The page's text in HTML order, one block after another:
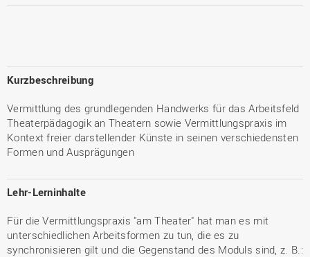
Kurzbeschreibung
Vermittlung des grundlegenden Handwerks für das Arbeitsfeld
Theaterpädagogik an Theatern sowie Vermittlungspraxis im
Kontext freier darstellender Künste in seinen verschiedensten
Formen und Ausprägungen
Lehr-Lerninhalte
Für die Vermittlungspraxis "am Theater" hat man es mit
unterschiedlichen Arbeitsformen zu tun, die es zu
synchronisieren gilt und die Gegenstand des Moduls sind, z. B.: